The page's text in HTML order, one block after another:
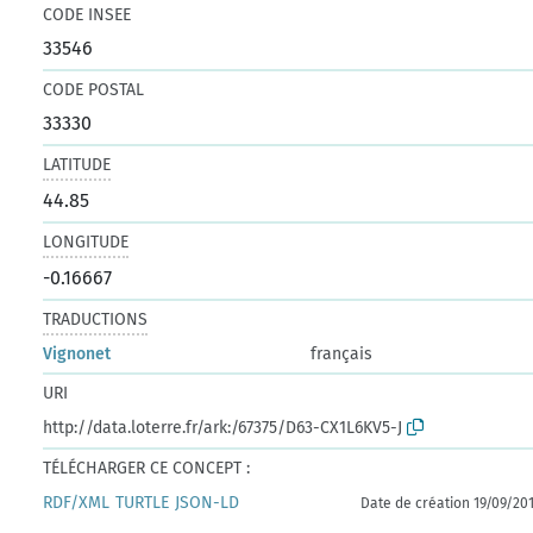
CODE INSEE
33546
CODE POSTAL
33330
LATITUDE
44.85
LONGITUDE
-0.16667
TRADUCTIONS
Vignonet
français
URI
http://data.loterre.fr/ark:/67375/D63-CX1L6KV5-J
TÉLÉCHARGER CE CONCEPT :
RDF/XML TURTLE JSON-LD Date de création 19/09/